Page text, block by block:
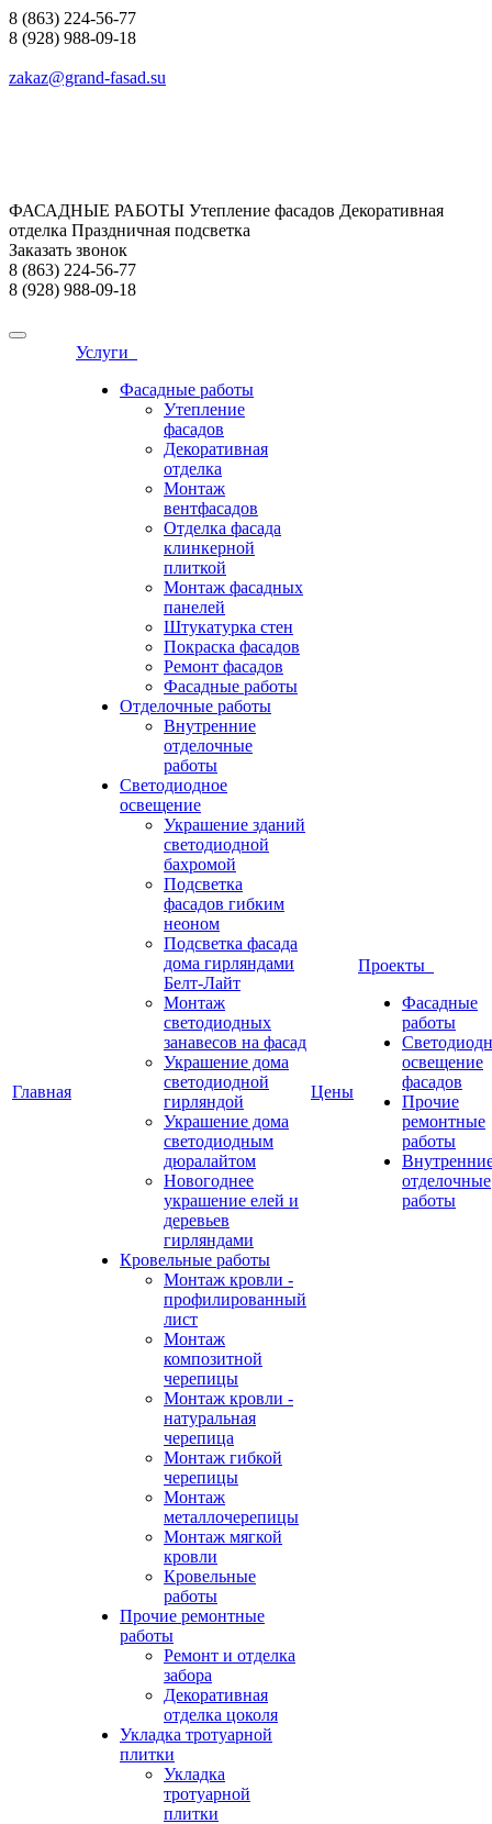
8 (863) 224-56-77
8 (928) 988-09-18
zakaz@grand-fasad.su
ФАСАДНЫЕ РАБОТЫ Утепление фасадов Декоративная
отделка Праздничная подсветка
Заказать звонок
8 (863) 224-56-77
8 (928) 988-09-18
Главная
Услуги
Фасадные работы
Утепление
фасадов
Декоративная
отделка
Монтаж
вентфасадов
Отделка фасада
клинкерной
плиткой
Монтаж фасадных
панелей
Штукатурка стен
Покраска фасадов
Ремонт фасадов
Фасадные работы
Отделочные работы
Внутренние
отделочные
работы
Светодиодное
освещение
Украшение зданий
светодиодной
бахромой
Подсветка
фасадов гибким
неоном
Подсветка фасада
дома гирляндами
Белт-Лайт
Монтаж
светодиодных
занавесов на фасад
Украшение дома
светодиодной
гирляндой
Украшение дома
светодиодным
дюралайтом
Новогоднее
украшение елей и
деревьев
гирляндами
Кровельные работы
Монтаж кровли -
профилированный
лист
Монтаж
композитной
черепицы
Монтаж кровли -
натуральная
черепица
Монтаж гибкой
черепицы
Монтаж
металлочерепицы
Монтаж мягкой
кровли
Кровельные
работы
Прочие ремонтные
работы
Ремонт и отделка
забора
Декоративная
отделка цоколя
Укладка тротуарной
плитки
Укладка
тротуарной
плитки
Цены
Проекты
Фасадные
работы
освещение
фасадов
Прочие
ремонтные
работы
отделочные
работы